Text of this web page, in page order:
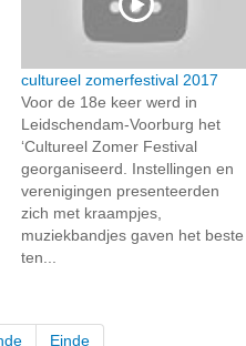
cultureel zomerfestival 2017
Voor de 18e keer werd in
Leidschendam-Voorburg het
‘Cultureel Zomer Festival
georganiseerd. Instellingen en
verenigingen presenteerden
zich met kraampjes,
muziekbandjes gaven het beste
ten...
Einde